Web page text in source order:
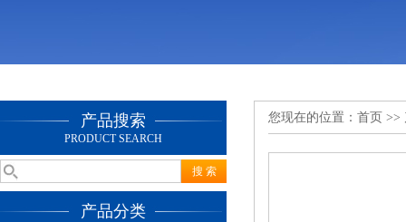
产品搜索
PRODUCT SEARCH
产品分类
您现在的位置： 首页 >>